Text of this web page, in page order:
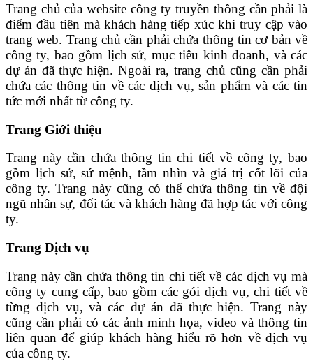
Trang chủ của website công ty truyền thông cần phải là
điểm đầu tiên mà khách hàng tiếp xúc khi truy cập vào
trang web. Trang chủ cần phải chứa thông tin cơ bản về
công ty, bao gồm lịch sử, mục tiêu kinh doanh, và các
dự án đã thực hiện. Ngoài ra, trang chủ cũng cần phải
chứa các thông tin về các dịch vụ, sản phẩm và các tin
tức mới nhất từ công ty.
Trang Giới thiệu
Trang này cần chứa thông tin chi tiết về công ty, bao
gồm lịch sử, sứ mệnh, tầm nhìn và giá trị cốt lõi của
công ty. Trang này cũng có thể chứa thông tin về đội
ngũ nhân sự, đối tác và khách hàng đã hợp tác với công
ty.
Trang Dịch vụ
Trang này cần chứa thông tin chi tiết về các dịch vụ mà
công ty cung cấp, bao gồm các gói dịch vụ, chi tiết về
từng dịch vụ, và các dự án đã thực hiện. Trang này
cũng cần phải có các ảnh minh họa, video và thông tin
liên quan để giúp khách hàng hiểu rõ hơn về dịch vụ
của công ty.